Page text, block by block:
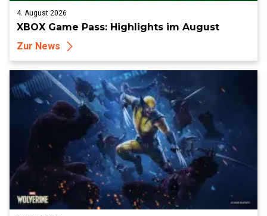
4. August 2026
XBOX Game Pass: Highlights im August
Zur News